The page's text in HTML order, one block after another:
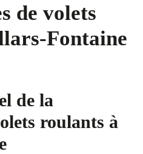
de volets
Fontaine
de la
roulants à